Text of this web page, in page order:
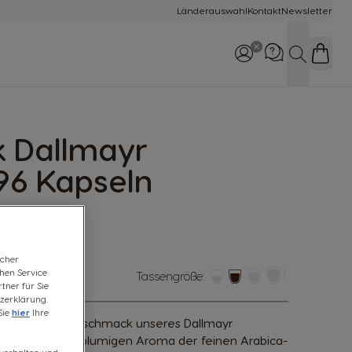
LänderauswahlKontaktNewsletter
Suche
Dallmayr
Kapseln
Tassengröße:
Geschmack unseres Dallmayr
leicht blumigen Aroma der feinen Arabica-
Service
für Sie
hier Ihre